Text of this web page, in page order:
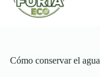
Cómo conservar el